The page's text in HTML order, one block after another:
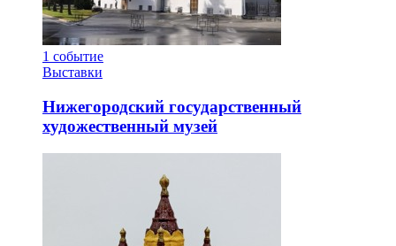
1 событие
Выставки
Нижегородский государственный
художественный музей